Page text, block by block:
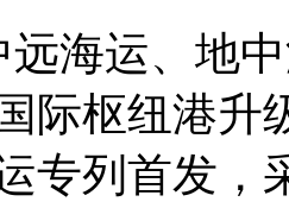
远海运、地
际枢纽港升
专列首发，